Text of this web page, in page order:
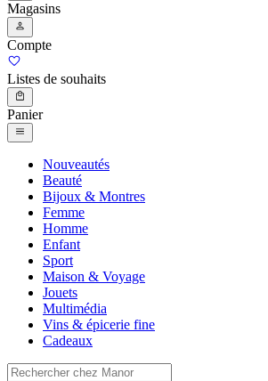
Magasins
Compte
Listes de souhaits
Panier
Nouveautés
Beauté
Bijoux & Montres
Femme
Homme
Enfant
Sport
Maison & Voyage
Jouets
Multimédia
Vins & épicerie fine
Cadeaux